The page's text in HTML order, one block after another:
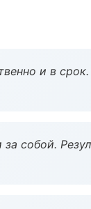
и в
собой.